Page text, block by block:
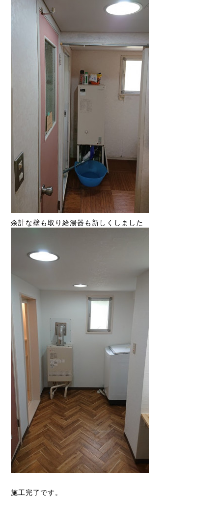
余計な壁も取り給湯器も新しくしました
施工完了です。